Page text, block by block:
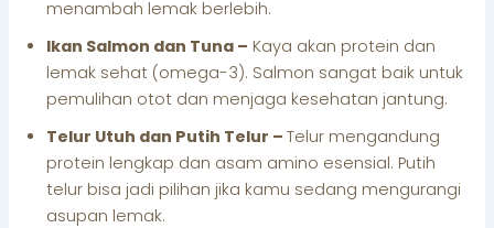
menambah lemak berlebih.
Ikan Salmon dan Tuna – Kaya akan protein dan
lemak sehat (omega-3). Salmon sangat baik untuk
pemulihan otot dan menjaga kesehatan jantung.
Telur Utuh dan Putih Telur –Telur mengandung
protein lengkap dan asam amino esensial. Putih
telur bisa jadi pilihan jika kamu sedang mengurangi
asupan lemak.